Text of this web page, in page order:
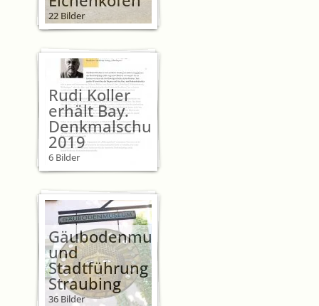
22 Bilder
Rudi Koller
erhält Bay.
Denkmalschutzmedaille
2019
6 Bilder
Gäubodenmuseum
und
Stadtführung
Straubing
36 Bilder